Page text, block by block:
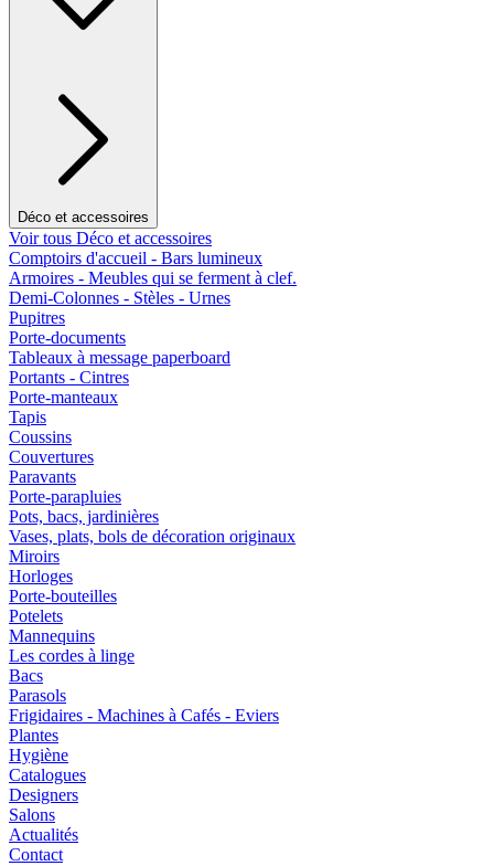
Déco et accessoires
Voir tous Déco et accessoires
Comptoirs d'accueil - Bars lumineux
Armoires - Meubles qui se ferment à clef.
Demi-Colonnes - Stèles - Urnes
Pupitres
Porte-documents
Tableaux à message paperboard
Portants - Cintres
Porte-manteaux
Tapis
Coussins
Couvertures
Paravants
Porte-parapluies
Pots, bacs, jardinières
Vases, plats, bols de décoration originaux
Miroirs
Horloges
Porte-bouteilles
Potelets
Mannequins
Les cordes à linge
Bacs
Parasols
Frigidaires - Machines à Cafés - Eviers
Plantes
Hygiène
Catalogues
Designers
Salons
Actualités
Contact